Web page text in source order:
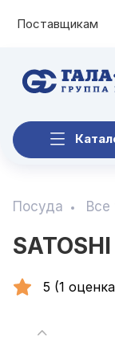
Поставщикам
Посуда Все
5 (1